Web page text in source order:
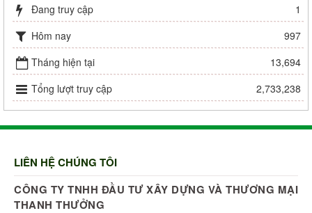
Đang truy cập
1
Hôm nay
997
Tháng hiện tại
13,694
Tổng lượt truy cập
2,733,238
LIÊN HỆ CHÚNG TÔI
CÔNG TY TNHH ĐẦU TƯ XÂY DỰNG VÀ THƯƠNG MẠI
THANH THƯỞNG